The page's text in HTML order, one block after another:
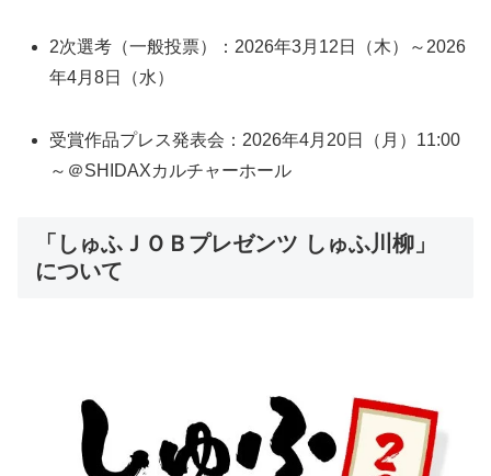
2次選考（一般投票）：2026年3月12日（木）～2026
年4月8日（水）
受賞作品プレス発表会：2026年4月20日（月）11:00
～＠SHIDAXカルチャーホール
「しゅふＪＯＢプレゼンツ しゅふ川柳」
について